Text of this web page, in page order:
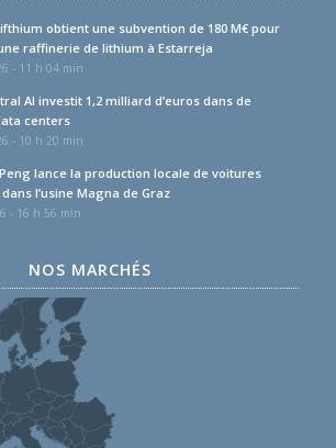
obtient une subvention de 180 M€ pour
raffinerie de lithium à Estarreja
- 11 h 04 min
AI investit 1,2 milliard d’euros dans de
centers
- 10 h 20 min
lance la production locale de voitures
l’usine Magna de Graz
- 16 h 56 min
NOS MARCHÉS